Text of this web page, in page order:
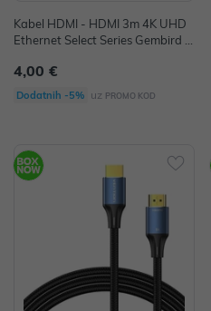
Kabel HDMI - HDMI 3m 4K UHD
Ethernet Select Series Gembird cr
4,00 €
Dodatnih -5% uz PROMO KOD